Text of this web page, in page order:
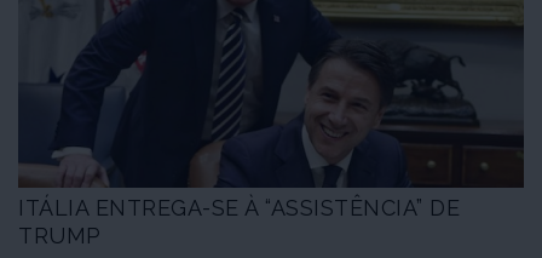
ITÁLIA ENTREGA-SE À “ASSISTÊNCIA” DE
TRUMP